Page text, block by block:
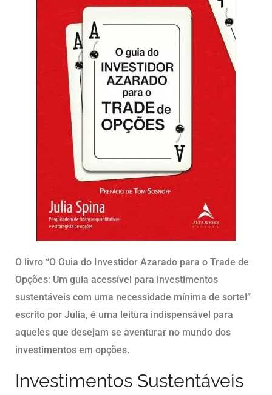
O livro “O Guia do Investidor Azarado para o Trade de
Opções: Um guia acessível para investimentos
sustentáveis com uma necessidade mínima de sorte!”
escrito por Julia, é uma leitura indispensável para
aqueles que desejam se aventurar no mundo dos
investimentos em opções.
Investimentos Sustentáveis